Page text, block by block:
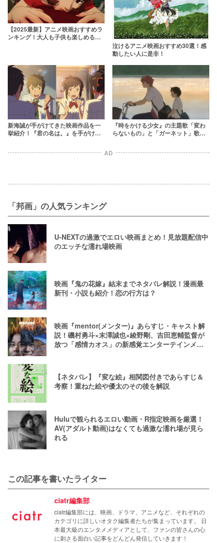
【2025最新】アニメ映画おすすめラ
ンキング！大人も子供も楽しめる最
泣けるアニメ映画おすすめ30選！感
動したい人に是非！
新海誠が手がけてきた映画作品を一
挙紹介！『君の名は。』を手がける
『時をかける少女』の主題歌「変わ
らないもの」と「ガーネット」歌詞
AD
「邦画」の人気ランキング
U-NEXTの過激でエロい映画まとめ！見放題配信中
のエッチな濡れ場映画
映画『鬼の花嫁』結末までネタバレ解説！漫画最
新刊・小説も紹介！恋の行方は？
映画『mentor(メンター)』あらすじ・キャスト解
説！磯村勇斗×末澤誠也×綾野剛、吉田恵輔監督が
放つ「感情カオス」の新感覚エンターテインメン
【ネタバレ】『変な絵』相関図付きであらすじ＆
考察！重ねた絵や優太のその後を解説
Huluで観られるエロい動画・R指定映画を厳選！
AV(アダルト動画)はなくても過激な濡れ場が見ら
れる
この記事を書いたライター
ciatr編集部
ciatr編集部には、映画、ドラマ、アニメなど、それぞれの
カテゴリに詳しいオタク編集者たちが集まっています。 日
本最大級のエンタメメディアとして、ファンの皆さんの心
に刺さる面白い記事をどんどん発信していきます！